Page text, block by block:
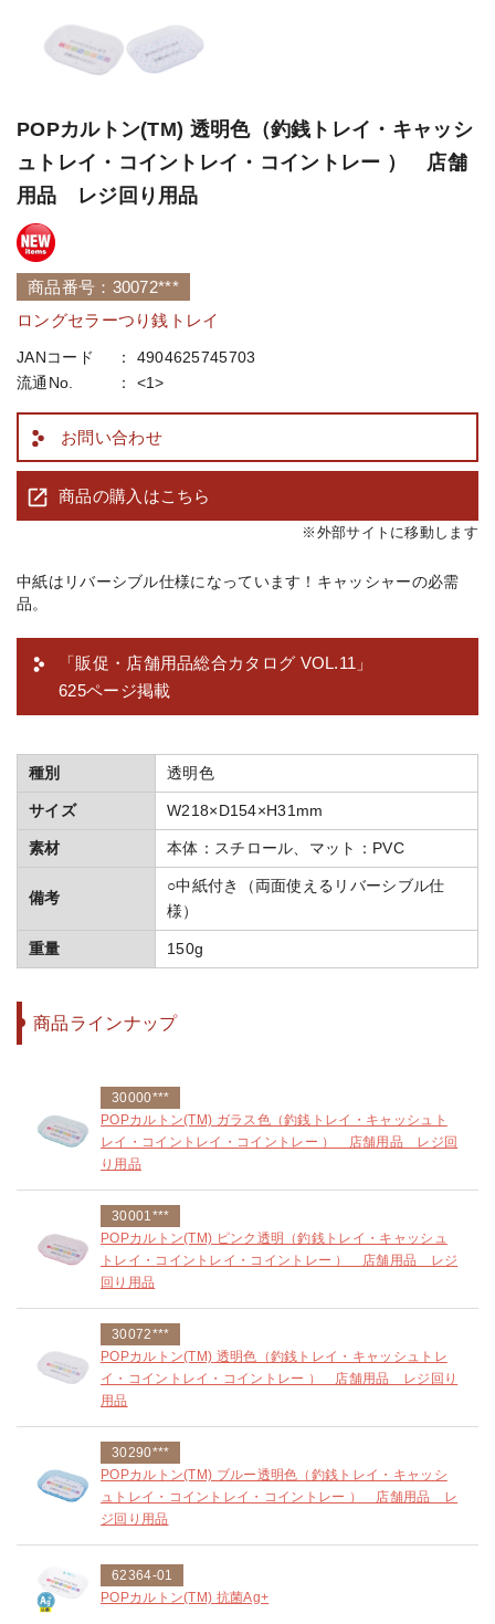
POPカルトン(TM) 透明色（釣銭トレイ・キャッシ
ュトレイ・コイントレイ・コイントレー ） 店舗
用品 レジ回り用品
商品番号：30072***
ロングセラーつり銭トレイ
JANコード
4904625745703
流通No.
<1>
お問い合わせ
商品の購入はこちら
※外部サイトに移動します
中紙はリバーシブル仕様になっています！キャッシャーの必需
品。
「販促・店舗用品総合カタログ VOL.11」
625ページ掲載
種別 透明色
サイズ W218×D154×H31mm
素材 本体：スチロール、マット：PVC
備考
○中紙付き（両面使えるリバーシブル仕
様）
重量 150g
商品ラインナップ
30000***
POPカルトン(TM) ガラス色（釣銭トレイ・キャッシュト
レイ・コイントレイ・コイントレー ） 店舗用品 レジ回
り用品
30001***
POPカルトン(TM) ピンク透明（釣銭トレイ・キャッシュ
トレイ・コイントレイ・コイントレー ） 店舗用品 レジ
回り用品
30072***
POPカルトン(TM) 透明色（釣銭トレイ・キャッシュトレ
イ・コイントレイ・コイントレー ） 店舗用品 レジ回り
用品
30290***
POPカルトン(TM) ブルー透明色（釣銭トレイ・キャッシ
ュトレイ・コイントレイ・コイントレー ） 店舗用品 レ
ジ回り用品
62364-01
POPカルトン(TM) 抗菌Ag+